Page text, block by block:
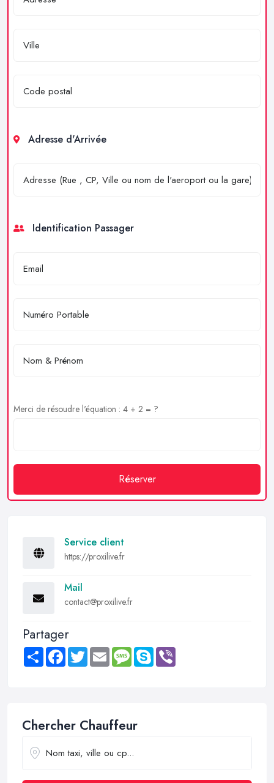
Adresse d'Arrivée
Identification Passager
Merci de résoudre l'équation : 4 + 2 = ?
Réserver
Service client
https://proxilive.fr
Mail
contact@proxilive.fr
Partager
Share FacebookTwitter Email MessageSkype
Chercher Chauffeur